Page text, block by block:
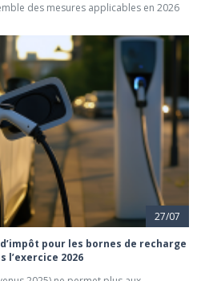
des mesures applicables en 2026
27/07
pour les bornes de recharge
l’exercice 2026